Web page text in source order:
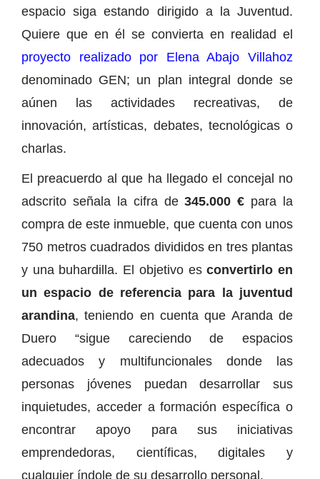
espacio siga estando dirigido a la Juventud.
Quiere que en él se convierta en realidad el
proyecto realizado por Elena Abajo Villahoz
denominado GEN; un plan integral donde se
aúnen las actividades recreativas, de
innovación, artísticas, debates, tecnológicas o
charlas.
El preacuerdo al que ha llegado el concejal no
adscrito señala la cifra de345.000 € para la
compra de este inmueble, que cuenta con unos
750 metros cuadrados divididos en tres plantas
y una buhardilla. El objetivo esconvertirlo en
un espacio de referencia para la juventud
arandina, teniendo en cuenta que Aranda de
Duero “sigue careciendo de espacios
adecuados y multifuncionales donde las
personas jóvenes puedan desarrollar sus
inquietudes, acceder a formación específica o
encontrar apoyo para sus iniciativas
emprendedoras, científicas, digitales y
cualquier índole de su desarrollo personal.